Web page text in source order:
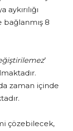
bağlanmış 8
’
zaman içinde
çözebilecek,